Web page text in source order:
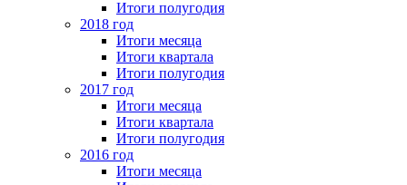
Итоги полугодия
2018 год
Итоги месяца
Итоги квартала
Итоги полугодия
2017 год
Итоги месяца
Итоги квартала
Итоги полугодия
2016 год
Итоги месяца